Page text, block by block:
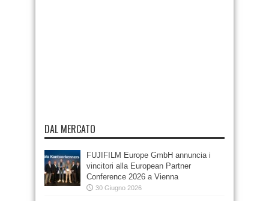
DAL MERCATO
FUJIFILM Europe GmbH annuncia i
vincitori alla European Partner
Conference 2026 a Vienna
30 Giugno 2026